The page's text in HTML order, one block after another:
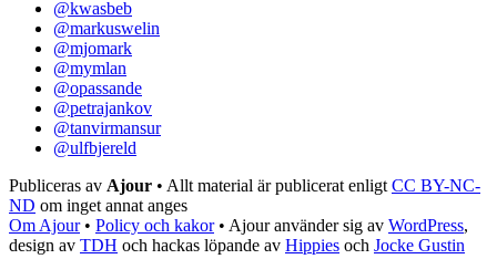
@kwasbeb
@markuswelin
@mjomark
@mymlan
@opassande
@petrajankov
@tanvirmansur
@ulfbjereld
Publiceras av Ajour • Allt material är publicerat enligt CC BY-NC-
ND om inget annat anges
Om Ajour• Policy och kakor• Ajour använder sig av WordPress,
design av TDH och hackas löpande av Hippies och Jocke Gustin